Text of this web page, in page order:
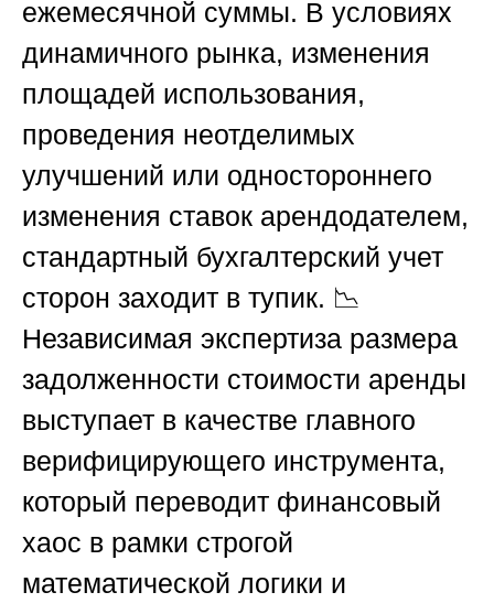
ежемесячной суммы. В условиях
динамичного рынка, изменения
площадей использования,
проведения неотделимых
улучшений или одностороннего
изменения ставок арендодателем,
стандартный бухгалтерский учет
сторон заходит в тупик. 📉
Независимая экспертиза размера
задолженности стоимости аренды
выступает в качестве главного
верифицирующего инструмента,
который переводит финансовый
хаос в рамки строгой
математической логики и